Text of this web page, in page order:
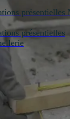
présentielles
présentielles